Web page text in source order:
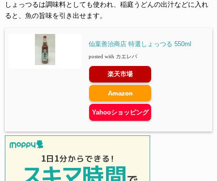
しょっつるは調味料としても使われ、稲庭うどんの出汁などに入れ
ると、魚の旨味を引き出せます。
仙葉善治商店 特選しょっつる 550ml
posted with カエレバ
楽天市場
Amazon
Yahooショッピング